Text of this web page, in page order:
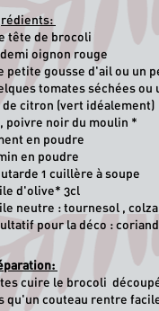
tête de brocoli
oignon rouge
petite gousse d'ail ou un
tomates séchées ou
de citron (vert idéalement)
poivre noir du moulin *
en poudre
en poudre
1 cuillère à soupe
d'olive* 3cl
neutre : tournesol ,
pour la déco :
cuire le brocoli
qu'un couteau rentre